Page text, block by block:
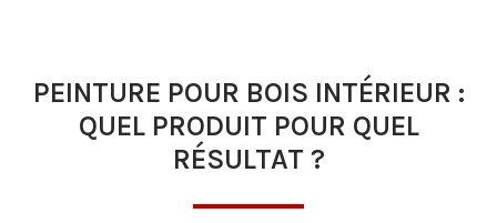
PEINTURE POUR BOIS INTÉRIEUR :
QUEL PRODUIT POUR QUEL
RÉSULTAT ?